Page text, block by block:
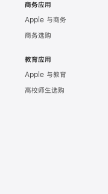
商务应用
Apple 与商务
商务选购
教育应用
Apple 与教育
高校师生选购